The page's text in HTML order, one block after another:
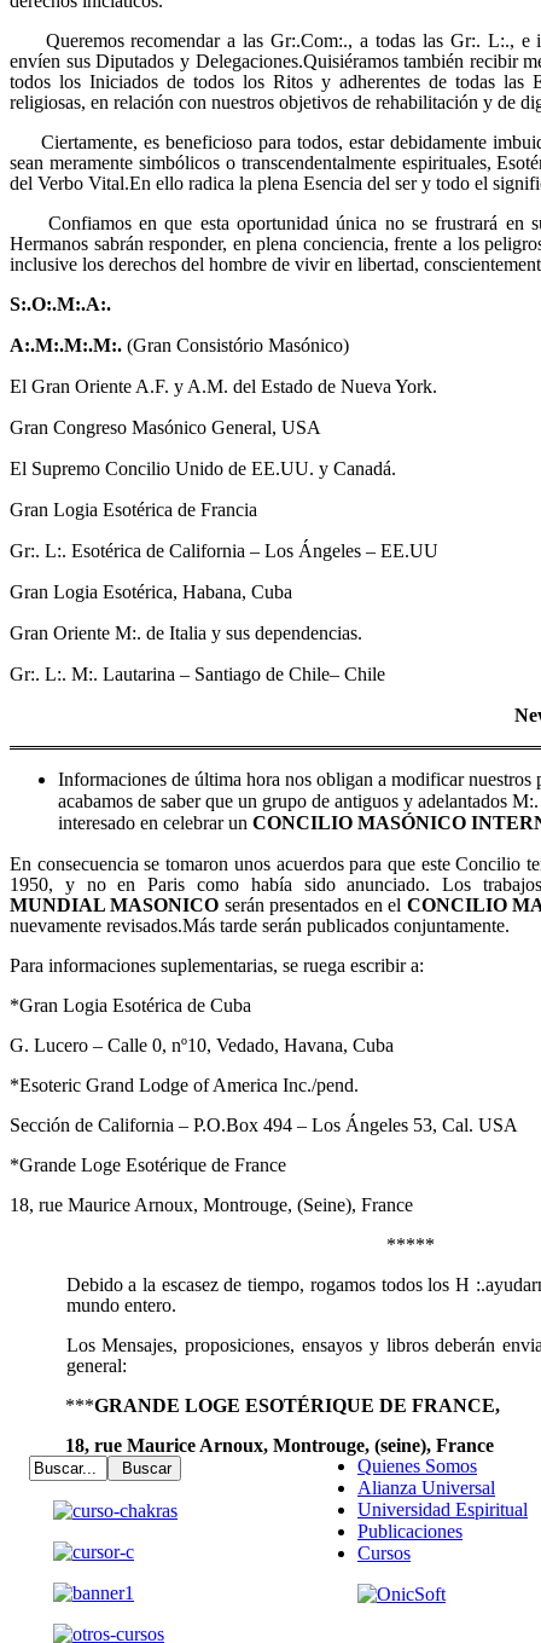
Queremos recomendar a las Gr:.Com:., a todas las Gr:. L:., e
envíen sus Diputados y Delegaciones.Quisiéramos también recibir
todos los Iniciados de todos los Ritos y adherentes de todas las
religiosas, en relación con nuestros objetivos de rehabilitación y de
Ciertamente, es beneficioso para todos, estar debidamente
sean meramente simbólicos o transcendentalmente espirituales,
del Verbo Vital.En ello radica la plena Esencia del ser y todo el
Confiamos en que esta oportunidad única no se frustrará en
Hermanos sabrán responder, en plena conciencia, frente a los
inclusive los derechos del hombre de vivir en libertad,
S:.O:.M:.A:.
A:.M:.M:.M:. (Gran Consistório Masónico)
El Gran Oriente A.F. y A.M. del Estado de Nueva York.
Gran Congreso Masónico General, USA
El Supremo Concilio Unido de EE.UU. y Canadá.
Gran Logia Esotérica de Francia
Gr:. L:. Esotérica de California – Los Ángeles – EE.UU
Gran Logia Esotérica, Habana, Cuba
Gran Oriente M:. de Italia y sus dependencias.
Gr:. L:. M:. Lautarina – Santiago de Chile– Chile
Informaciones de última hora nos obligan a modificar nuestros
acabamos de saber que un grupo de antiguos y adelantados
interesado en celebrar un CONCILIO MASÓNICO
En consecuencia se tomaron unos acuerdos para que este Concilio
1950, y no en Paris como había sido anunciado. Los
MUNDIAL MASONICO serán presentados en el CONCILIO
nuevamente revisados.Más tarde serán publicados conjuntamente.
Para informaciones suplementarias, se ruega escribir a:
*Gran Logia Esotérica de Cuba
G. Lucero – Calle 0, nº10, Vedado, Havana, Cuba
*Esoteric Grand Lodge of America Inc./pend.
Sección de California – P.O.Box 494 – Los Ángeles 53, Cal. USA
*Grande Loge Esotérique de France
18, rue Maurice Arnoux, Montrouge, (Seine), France
*****
Debido a la escasez de tiempo, rogamos todos los H
mundo entero.
Los Mensajes, proposiciones, ensayos y libros deberán
general:
***GRANDE LOGE ESOTÉRIQUE DE FRANCE,
18, rue Maurice Arnoux, Montrouge, (seine), France
Quienes Somos
Alianza Universal
Universidad Espiritual
Publicaciones
Cursos